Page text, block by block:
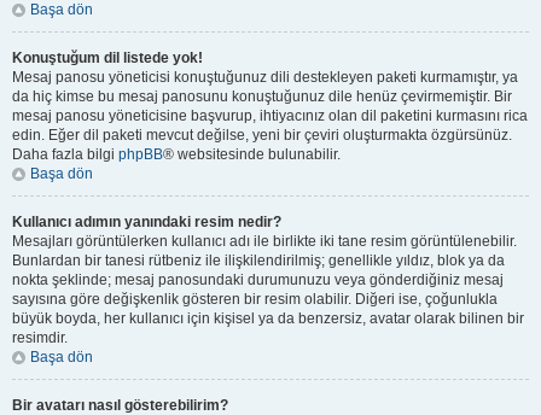
Başa dön
Konuştuğum dil listede yok!
Mesaj panosu yöneticisi konuştuğunuz dili destekleyen paketi kurmamıştır, ya
da hiç kimse bu mesaj panosunu konuştuğunuz dile henüz çevirmemiştir. Bir
mesaj panosu yöneticisine başvurup, ihtiyacınız olan dil paketini kurmasını rica
edin. Eğer dil paketi mevcut değilse, yeni bir çeviri oluşturmakta özgürsünüz.
Daha fazla bilgi phpBB® websitesinde bulunabilir.
Başa dön
Kullanıcı adımın yanındaki resim nedir?
Mesajları görüntülerken kullanıcı adı ile birlikte iki tane resim görüntülenebilir.
Bunlardan bir tanesi rütbeniz ile ilişkilendirilmiş; genellikle yıldız, blok ya da
nokta şeklinde; mesaj panosundaki durumunuzu veya gönderdiğiniz mesaj
sayısına göre değişkenlik gösteren bir resim olabilir. Diğeri ise, çoğunlukla
büyük boyda, her kullanıcı için kişisel ya da benzersiz, avatar olarak bilinen bir
resimdir.
Başa dön
Bir avatarı nasıl gösterebilirim?